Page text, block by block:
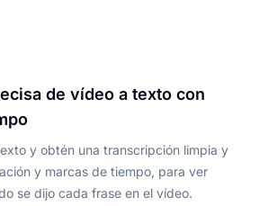
de vídeo a texto con
y obtén una transcripción limpia y
y marcas de tiempo, para ver
se dijo cada frase en el vídeo.